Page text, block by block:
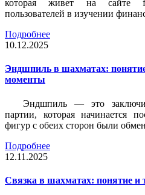
которая живет на сайте
пользователей в изучении
Подробнее
10.12.2025
Эндшпиль в шахматах:
моменты
Эндшпиль — это
партии, которая начинается
фигур с обеих сторон были
Подробнее
12.11.2025
Связка в шахматах: понятие и